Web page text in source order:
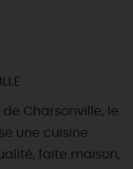
Charsonville, le
une cuisine
faite maison,